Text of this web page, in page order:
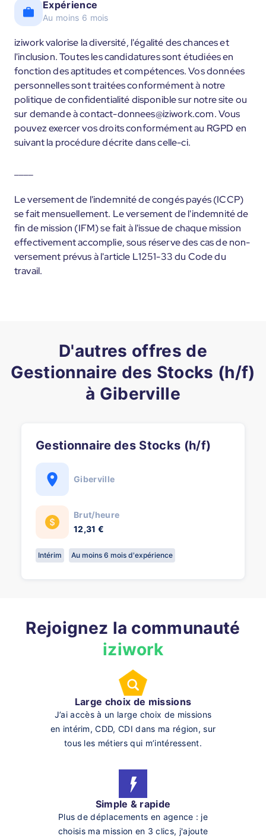
Expérience
Au moins 6 mois
iziwork valorise la diversité, l'égalité des chances et
l'inclusion. Toutes les candidatures sont étudiées en
fonction des aptitudes et compétences. Vos données
personnelles sont traitées conformément à notre
politique de confidentialité disponible sur notre site ou
sur demande à contact-donnees@iziwork.com. Vous
pouvez exercer vos droits conformément au RGPD en
suivant la procédure décrite dans celle-ci.
Le versement de l'indemnité de congés payés (ICCP)
se fait mensuellement. Le versement de l'indemnité de
fin de mission (IFM) se fait à l'issue de chaque mission
effectivement accomplie, sous réserve des cas de non-
versement prévus à l'article L1251-33 du Code du
travail.
D'autres offres de
Gestionnaire des Stocks (h/f)
à Giberville
Gestionnaire des Stocks (h/f)
Giberville
Brut/heure
12,31 €
Intérim Au moins 6 mois d'expérience
Rejoignez la communauté
iziwork
Large choix de missions
J’ai accès à un large choix de missions
en intérim, CDD, CDI dans ma région, sur
tous les métiers qui m’intéressent.
Simple & rapide
Plus de déplacements en agence : je
choisis ma mission en 3 clics, j'ajoute